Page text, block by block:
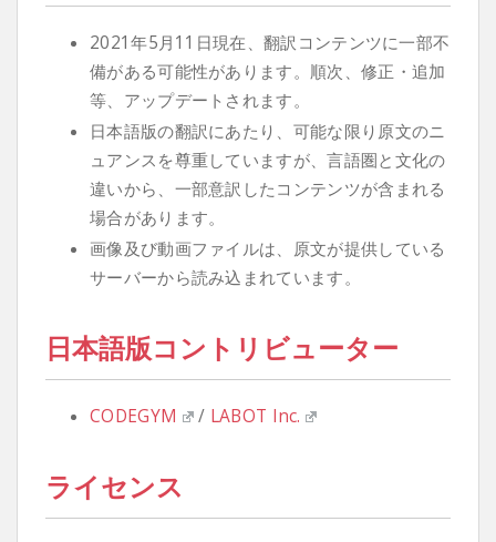
2021年5月11日現在、翻訳コンテンツに一部不
備がある可能性があります。順次、修正・追加
等、アップデートされます。
日本語版の翻訳にあたり、可能な限り原文のニ
ュアンスを尊重していますが、言語圏と文化の
違いから、一部意訳したコンテンツが含まれる
場合があります。
画像及び動画ファイルは、原文が提供している
サーバーから読み込まれています。
日本語版コントリビューター
CODEGYM / LABOT Inc.
ライセンス